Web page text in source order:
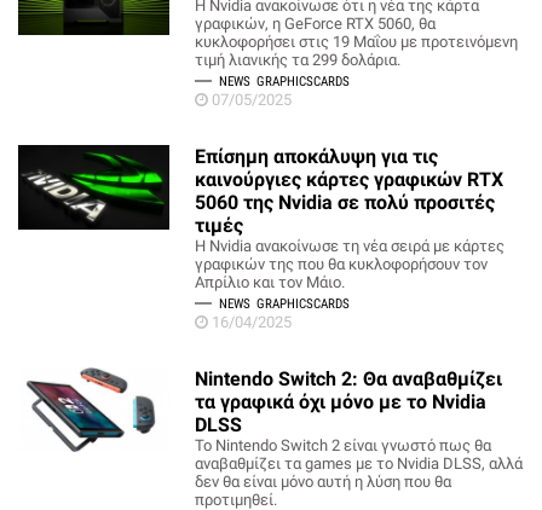
Η Nvidia ανακοίνωσε ότι η νέα της κάρτα
γραφικών, η GeForce RTX 5060, θα
κυκλοφορήσει στις 19 Μαΐου με προτεινόμενη
τιμή λιανικής τα 299 δολάρια.
NEWS GRAPHICSCARDS
07/05/2025
Επίσημη αποκάλυψη για τις
καινούργιες κάρτες γραφικών RTX
5060 της Nvidia σε πολύ προσιτές
τιμές
Η Nvidia ανακοίνωσε τη νέα σειρά με κάρτες
γραφικών της που θα κυκλοφορήσουν τον
Απρίλιο και τον Μάιο.
NEWS GRAPHICSCARDS
16/04/2025
Nintendo Switch 2: Θα αναβαθμίζει
τα γραφικά όχι μόνο με το Nvidia
DLSS
Το Nintendo Switch 2 είναι γνωστό πως θα
αναβαθμίζει τα games με το Nvidia DLSS, αλλά
δεν θα είναι μόνο αυτή η λύση που θα
προτιμηθεί.